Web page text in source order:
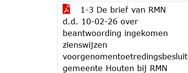
1-3 De brief van RMN
d.d. 10-02-26 over
beantwoording ingekomen
zienswijzen
voorgenomentoetredingsbesluit
gemeente Houten bij RMN